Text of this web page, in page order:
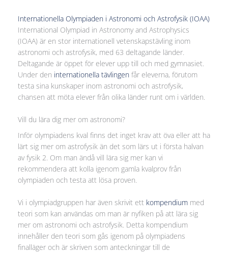
Internationella Olympiaden i Astronomi och Astrofysik (IOAA)
International Olympiad in Astronomy and Astrophysics
(IOAA) är en stor internationell vetenskapstävling inom
astronomi och astrofysik, med 63 deltagande länder.
Deltagande är öppet för elever upp till och med gymnasiet.
Under den internationella tävlingenfår eleverna, förutom
testa sina kunskaper inom astronomi och astrofysik,
chansen att möta elever från olika länder runt om i världen.
Vill du lära dig mer om astronomi?
Inför olympiadens kval finns det inget krav att öva eller att ha
lärt sig mer om astrofysik än det som lärs ut i första halvan
av fysik 2. Om man ändå vill lära sig mer kan vi
rekommendera att kolla igenom gamla kvalprov från
olympiaden och testa att lösa proven.
Vi i olympiadgruppen har även skrivit ett kompendiummed
teori som kan användas om man är nyfiken på att lära sig
mer om astronomi och astrofysik. Detta kompendium
innehåller den teori som gås igenom på olympiadens
finalläger och är skriven som anteckningar till de